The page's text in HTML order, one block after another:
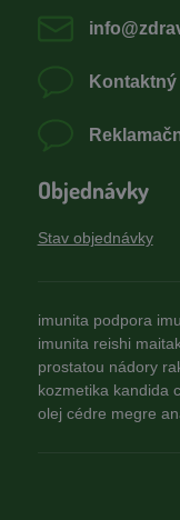
Objednávky
Stav objednávky
imunita podpora
imunita reishi
prostatou nádory
kozmetika kandida
olej cédre megre